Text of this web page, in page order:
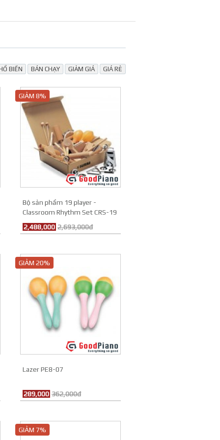
BIẾN BÁN CHẠY GIẢM GIÁ GIÁ RẺ
GIẢM 8%
Bộ sản phẩm 19 player -
Classroom Rhythm Set CRS-19
2,488,000 2,693,000đ
GIẢM 20%
Lazer PE8-07
289,000 362,000đ
GIẢM 7%